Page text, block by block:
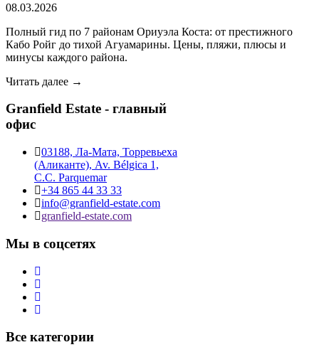
08.03.2026
Полный гид по 7 районам Ориуэла Коста: от престижного
Кабо Ройг до тихой Агуамарины. Цены, пляжи, плюсы и
минусы каждого района.
Читать далее →
Granfield Estate - главный
офис
03188, Ла-Мата, Торревьеха
(Аликанте), Av. Bélgica 1,
C.C. Parquemar
+34 865 44 33 33
info@granfield-estate.com
granfield-estate.com
Мы в соцсетях
Все категории